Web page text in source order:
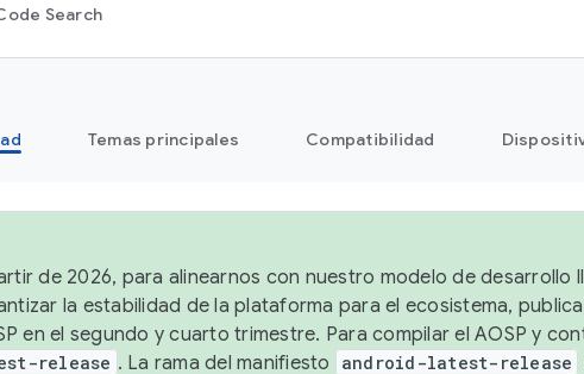
Search
Temas principales Compatibilidad
de 2026, para alinearnos con nuestro modelo de desarrollo
la estabilidad de la plataforma para el ecosistema,
en el segundo y cuarto trimestre. Para compilar el AOSP y
release . La rama del manifiesto android-latest-release